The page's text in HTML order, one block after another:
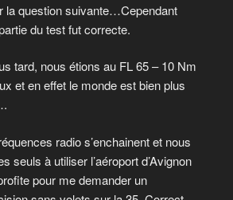
la question suivante…Cependant
du test fut correcte.
tard, nous étions au FL 65 – 10 Nm
et en effet le monde est bien plus
radio s’enchainent et nous
seuls à utiliser l’aéroport d’Avignon
pour me demander un